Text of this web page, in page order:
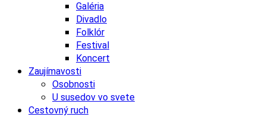
Galéria
Divadlo
Folklór
Festival
Koncert
Zaujímavosti
Osobnosti
U susedov vo svete
Cestovný ruch